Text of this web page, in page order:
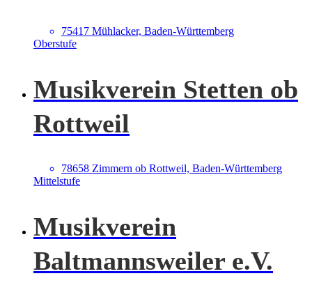
75417 Mühlacker, Baden-Württemberg
Oberstufe
Musikverein Stetten ob
Rottweil
78658 Zimmern ob Rottweil, Baden-Württemberg
Mittelstufe
Musikverein
Baltmannsweiler e.V.